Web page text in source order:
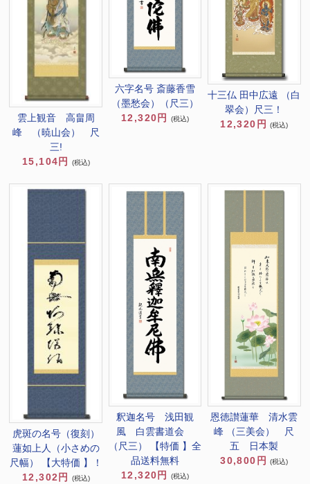
雲上観音 高畠周
峰 （暁山会） 尺
三!
15,104円
(税込)
六字名号 斎藤香雪
（墨愁会）（尺三）
12,320円
(税込)
十三仏 田中広遠 （白
翠会）尺三！
12,320円
(税込)
虎斑の名号（復刻）
蓮如上人（小さめの
尺幅） 【大特価 】！
12,302円
(税込)
釈迦名号 浅田観
風 白雲書道会
（尺三） 【特価 】全
品送料無料
12,320円
(税込)
恩徳讃蓮華 清水雲
峰 （三美会） 尺
五 日本製
30,800円
(税込)